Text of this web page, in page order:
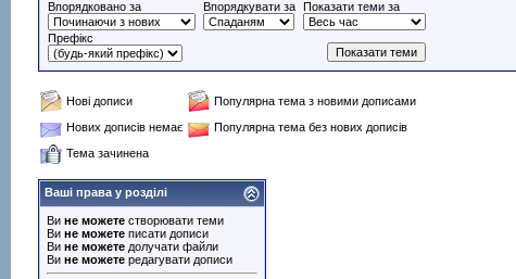
Впорядковано за Впорядкувати за Показати теми за
Префікс
Нові дописи
Популярна тема з новими дописами
Нових дописів немає
Популярна тема без нових дописів
Тема зачинена
Ваші права у розділі
Ви не можете створювати теми
Ви не можете писати дописи
Ви не можете долучати файли
Ви не можете редагувати дописи